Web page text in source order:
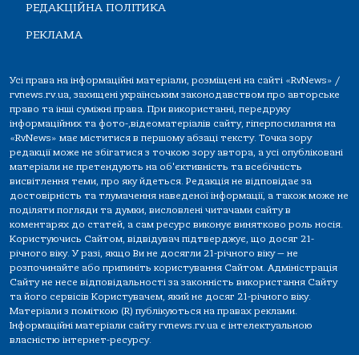
РЕДАКЦІЙНА ПОЛІТИКА
РЕКЛАМА
Усі права на інформаційні матеріали, розміщені на сайті «RvNews» /
rvnews.rv.ua, захищені українським законодавством про авторське
право та інші суміжні права. При використанні, передруку
інформаційних та фото-,відеоматеріалів сайту, гіперпосилання на
«RvNews» має міститися в першому абзаці тексту. Точка зору
редакції може не збігатися з точкою зору автора, а усі опубліковані
матеріали не претендують на об'єктивність та всебічність
висвітлення теми, про яку йдеться. Редакція не відповідає за
достовірність та тлумачення наведеної інформації, а також може не
поділяти погляди та думки, висловлені читачами сайту в
коментарях до статей, а сам ресурс виконує винятково роль носія.
Користуючись Сайтом, відвідувач підтверджує, що досяг 21-
річного віку. У разі, якщо Ви не досягли 21-річного віку — не
розпочинайте або припиніть користування Сайтом. Адміністрація
Сайту не несе відповідальності за законність використання Сайту
та його сервісів Користувачем, який не досяг 21-річного віку.
Матеріали з поміткою (R) публікуються на правах реклами.
Інформаційні матеріали сайту rvnews.rv.ua є інтелектуальною
власністю інтернет-ресурсу.